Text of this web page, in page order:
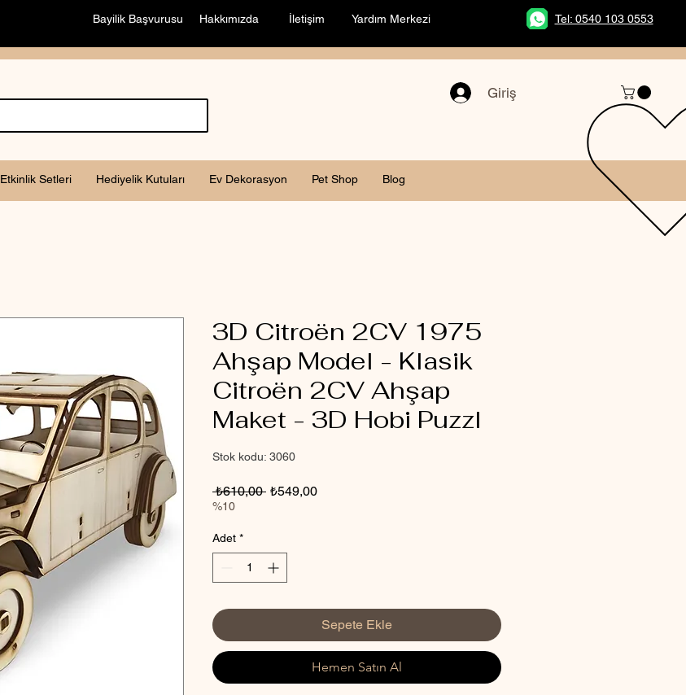
Tel: 0540 103 0553
Yardım Merkezi
İletişim
Hakkımızda
Bayilik Başvurusu
Giriş
Etkinlik Setleri Hediyelik Kutuları Ev Dekorasyon Pet Shop Blog
3D Citroën 2CV 1975
Ahşap Model - Klasik
Citroën 2CV Ahşap
Maket - 3D Hobi Puzzl
Stok kodu: 3060
₺610,00 Normal
₺549,00İndirimli
%10
Adet *
Sepete Ekle
Hemen Satın Al